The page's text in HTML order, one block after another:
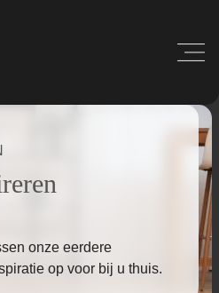
onze eerdere
op voor bij u thuis.